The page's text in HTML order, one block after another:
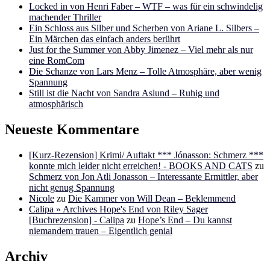
Locked in von Henri Faber – WTF – was für ein schwindelig
machender Thriller
Ein Schloss aus Silber und Scherben von Ariane L. Silbers –
Ein Märchen das einfach anders berührt
Just for the Summer von Abby Jimenez – Viel mehr als nur
eine RomCom
Die Schanze von Lars Menz – Tolle Atmosphäre, aber wenig
Spannung
Still ist die Nacht von Sandra Aslund – Ruhig und
atmosphärisch
Neueste Kommentare
[Kurz-Rezension] Krimi/ Auftakt *** Jónasson: Schmerz ***
konnte mich leider nicht erreichen! - BOOKS AND CATS zu
Schmerz von Jon Atli Jonasson – Interessante Ermittler, aber
nicht genug Spannung
Nicole zu Die Kammer von Will Dean – Beklemmend
Calipa » Archives Hope's End von Riley Sager
[Buchrezension] - Calipa zu Hope’s End – Du kannst
niemandem trauen – Eigentlich genial
Archiv